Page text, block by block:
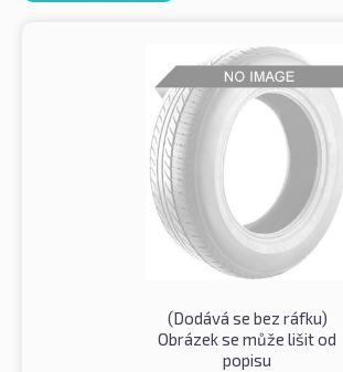
(Dodává se bez ráfku)
Obrázek se může lišit od
popisu